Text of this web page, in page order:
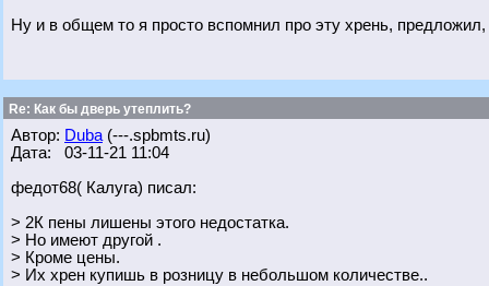
Ну и в общем то я просто вспомнил про эту хрень,
Re: Как бы дверь утеплить?
Автор: Duba (---.spbmts.ru)
Дата: 03-11-21 11:04
федот68( Калуга) писал:
> 2К пены лишены этого недостатка.
> Но имеют другой .
> Кроме цены.
> Их хрен купишь в розницу в небольшом количестве..